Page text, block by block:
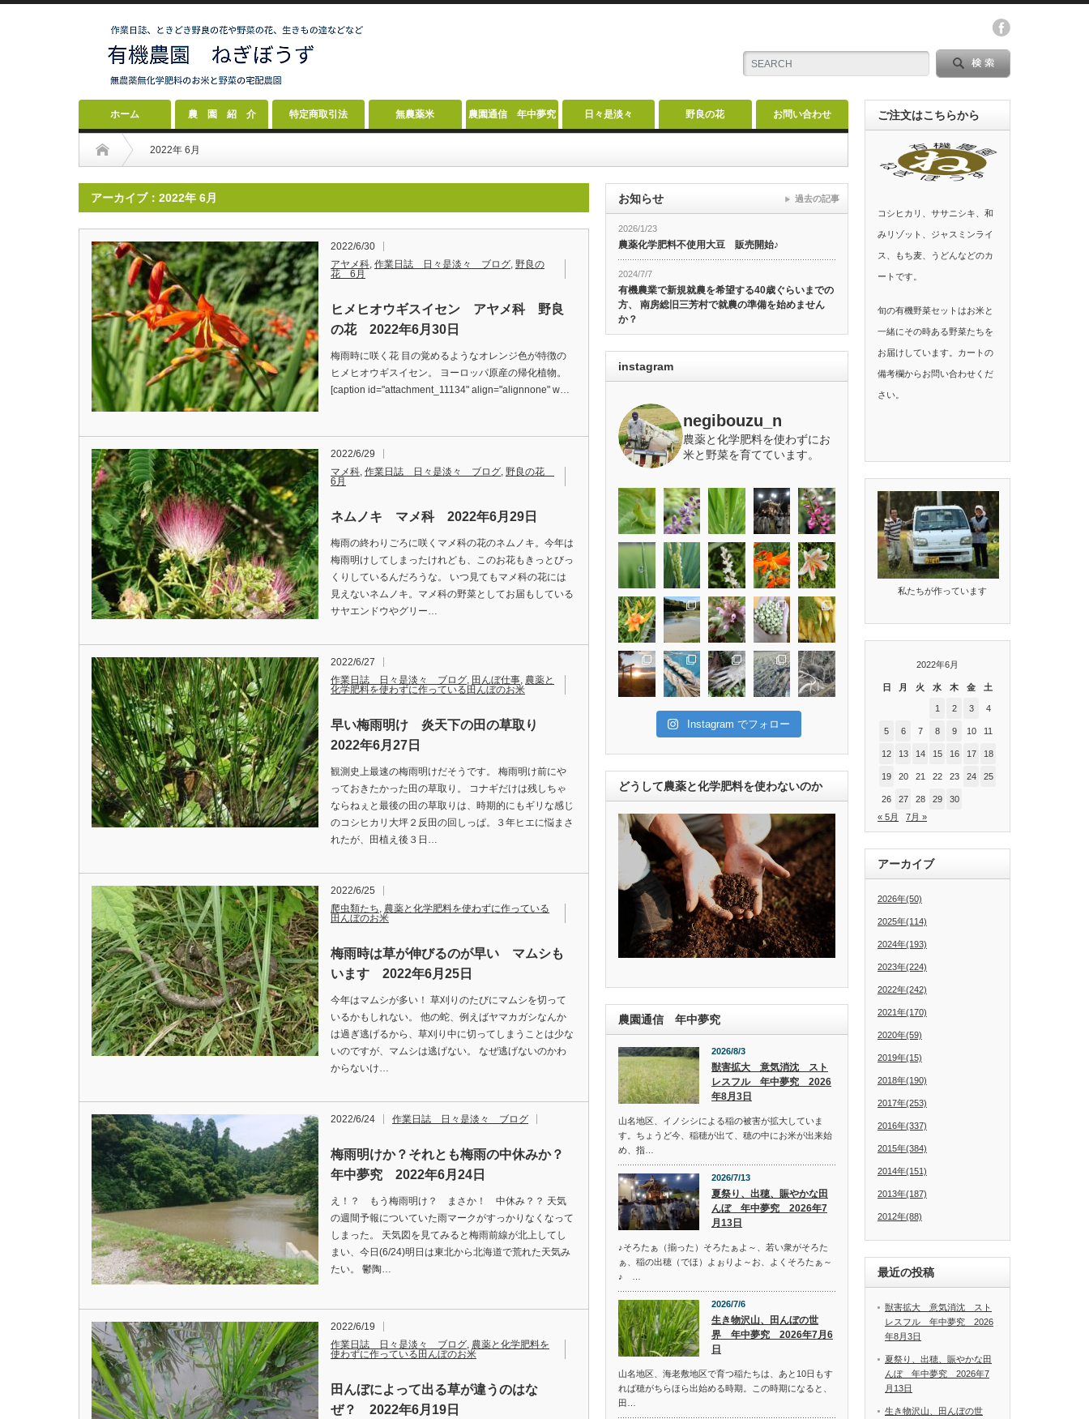
ホーム 農 園 紹 介 特定商取引法 無農薬米 農園通信 年中夢究 日々是淡々 野良の花 お問い合わせ
2022年 6月
アーカイブ：2022年 6月
2022/6/30
アヤメ科, 作業日誌 日々是淡々 ブログ, 野良の
花 6月
ヒメヒオウギスイセン アヤメ科 野良
の花 2022年6月30日
梅雨時に咲く花 目の覚めるようなオレンジ色が特徴の
ヒメヒオウギスイセン。 ヨーロッパ原産の帰化植物。
[caption id="attachment_11134" align="alignnone" w…
2022/6/29
マメ科, 作業日誌 日々是淡々 ブログ, 野良の花
6月
ネムノキ マメ科 2022年6月29日
梅雨の終わりごろに咲くマメ科の花のネムノキ。今年は
梅雨明けしてしまったけれども、このお花もきっとびっ
くりしているんだろうな。 いつ見てもマメ科の花には
見えないネムノキ。マメ科の野菜としてお届もしている
サヤエンドウやグリー…
2022/6/27
作業日誌 日々是淡々 ブログ, 田んぼ仕事, 農薬と
化学肥料を使わずに作っている田んぼのお米
早い梅雨明け 炎天下の田の草取り
2022年6月27日
観測史上最速の梅雨明けだそうです。 梅雨明け前にや
っておきたかった田の草取り。 コナギだけは残しちゃ
ならねぇと最後の田の草取りは、時期的にもギリな感じ
のコシヒカリ大坪２反田の回しっぱ。３年ヒエに悩まさ
れたが、田植え後３日…
2022/6/25
爬虫類たち, 農薬と化学肥料を使わずに作っている
田んぼのお米
梅雨時は草が伸びるのが早い マムシも
います 2022年6月25日
今年はマムシが多い！ 草刈りのたびにマムシを切って
いるかもしれない。 他の蛇、例えばヤマカガシなんか
は過ぎ逃げるから、草刈り中に切ってしまうことは少な
いのですが、マムシは逃げない。 なぜ逃げないのかわ
からないけ…
2022/6/24 作業日誌 日々是淡々 ブログ
梅雨明けか？それとも梅雨の中休みか？
年中夢究 2022年6月24日
え！？ もう梅雨明け？ まさか！ 中休み？？ 天気
の週間予報についていた雨マークがすっかりなくなって
しまった。 天気図を見てみると梅雨前線が北上してし
まい、今日(6/24)明日は東北から北海道で荒れた天気み
たい。 鬱陶…
2022/6/19
作業日誌 日々是淡々 ブログ, 農薬と化学肥料を
使わずに作っている田んぼのお米
田んぼによって出る草が違うのはな
ぜ？ 2022年6月19日
お知らせ
2026/1/23
農薬化学肥料不使用大豆 販売開始♪
2024/7/7
有機農業で新規就農を希望する40歳ぐらいまでの
方、 南房総旧三芳村で就農の準備を始めません
か？
過去の記事
instagram
negibouzu_n
農薬と化学肥料を使わずにお
米と野菜を育てています。
Instagram でフォロー
どうして農薬と化学肥料を使わないのか
農園通信 年中夢究
2026/8/3
獣害拡大 意気消沈 スト
レスフル 年中夢究 2026
年8月3日
山名地区、イノシシによる稲の被害が拡大していま
す。ちょうど今、稲穂が出て、穂の中にお米が出来始
め、指…
2026/7/13
夏祭り、出穂、賑やかな田
んぼ 年中夢究 2026年7
月13日
♪そろたぁ（揃った）そろたぁよ～、若い衆がそろた
ぁ、稲の出穂（でほ）よぉりよ～お、よくそろたぁ～
♪ …
2026/7/6
生き物沢山、田んぼの世
界 年中夢究 2026年7月6
日
山名地区、海老敷地区で育つ稲たちは、あと10日もす
れば穂がちらほら出始める時期。この時期になると、
田…
ご注文はこちらから
コシヒカリ、ササニシキ、和
みリゾット、ジャスミンライ
ス、もち麦、うどんなどのカ
ートです。
旬の有機野菜セットはお米と
一緒にその時ある野菜たちを
お届けしています。カートの
備考欄からお問い合わせくだ
さい。
私たちが作っています
2022年6月
日 月 火 水 木 金 土
1 2 3 4
5 6 7 8 9 10 11
12 13 14 15 16 17 18
19 20 21 22 23 24 25
26 27 28 29
30
« 5月
7月 »
アーカイブ
2026年(50)
2025年(114)
2024年(193)
2023年(224)
2022年(242)
2021年(170)
2020年(59)
2019年(15)
2018年(190)
2017年(253)
2016年(337)
2015年(384)
2014年(151)
2013年(187)
2012年(88)
最近の投稿
獣害拡大 意気消沈 スト
レスフル 年中夢究 2026
年8月3日
夏祭り、出穂、賑やかな田
んぼ 年中夢究 2026年7
月13日
生き物沢山、田んぼの世